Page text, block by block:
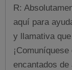
R:
aquí para
y llamativa
encantados de